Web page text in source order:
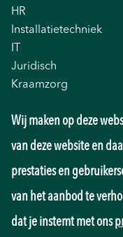
HR
Installatietechniek
Juridisch
Kraamzorg
Management
Marketing
Overheid
Pedagogiek
Productie
Retail
Wij maken op deze
van deze website en
prestaties en
van het aanbod te
dat je instemt met ons